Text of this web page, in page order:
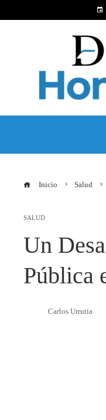
Inicio Salud
SALUD
Un
Pública
Carlos Urrutia